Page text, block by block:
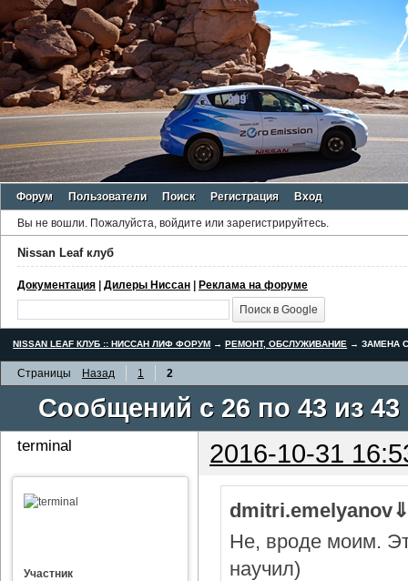
Форум Пользователи Поиск Регистрация Вход
Вы не вошли. Пожалуйста, войдите или зарегистрируйтесь.
Nissan Leaf клуб
Документация | Дилеры Ниссан | Реклама на форуме
NISSAN LEAF КЛУБ :: НИССАН ЛИФ ФОРУМ → РЕМОНТ, ОБСЛУЖИВАНИЕ →ЗАМЕНА
Страницы Назад 1 2
Сообщений с 26 по 43 из 43
terminal 2016-10-31
Участник
Не, вроде моим.
научил)